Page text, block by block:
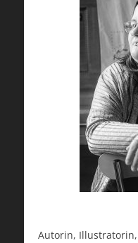
Autorin,